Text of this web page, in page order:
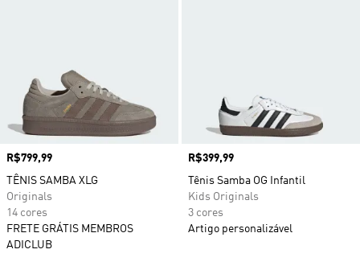
Preço
R$799,99
TÊNIS SAMBA XLG
Originals
14 cores
FRETE GRÁTIS MEMBROS
ADICLUB
Preço
R$399,99
Tênis Samba OG Infantil
Kids Originals
3 cores
Artigo personalizável